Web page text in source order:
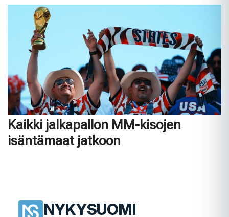
Kaikki jalkapallon MM-kisojen
isäntämaat jatkoon
NYKYSUOMI